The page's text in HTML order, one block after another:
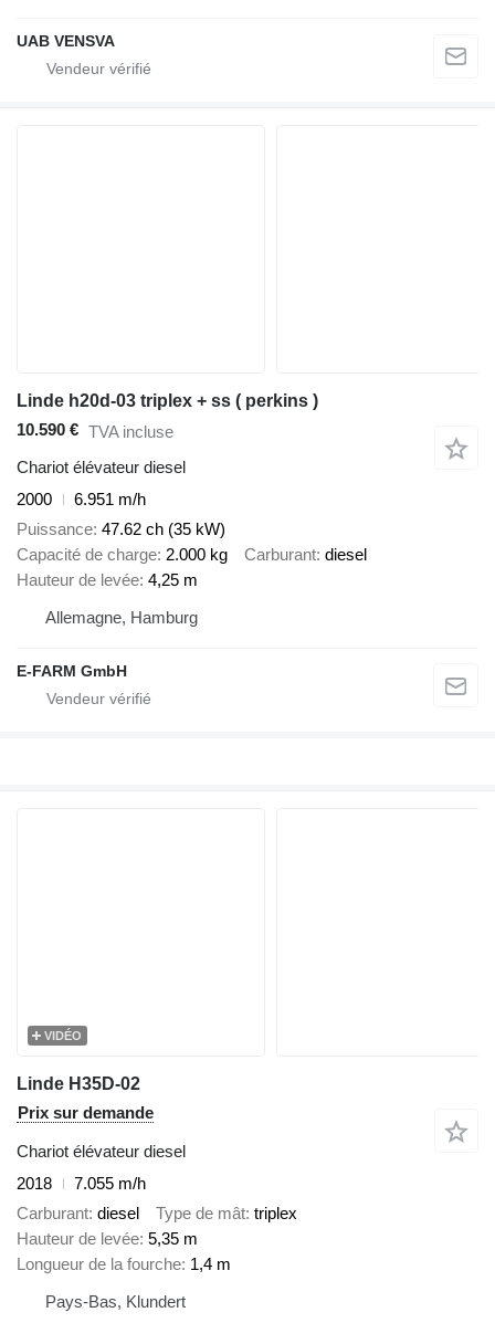
UAB VENSVA
Linde h20d-03 triplex + ss ( perkins )
10.590 € TVA incluse
Chariot élévateur diesel
2000
6.951 m/h
Puissance 47.62 ch (35 kW)
Capacité de charge 2.000 kg Carburant diesel
Hauteur de levée 4,25 m
Allemagne, Hamburg
E-FARM GmbH
VIDÉO
Linde H35D-02
Prix sur demande
Chariot élévateur diesel
2018
7.055 m/h
Carburant diesel Type de mât triplex
Hauteur de levée 5,35 m
Longueur de la fourche 1,4 m
Pays-Bas, Klundert